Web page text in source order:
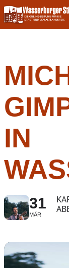
Skip
to
content
IN
31
MÄR